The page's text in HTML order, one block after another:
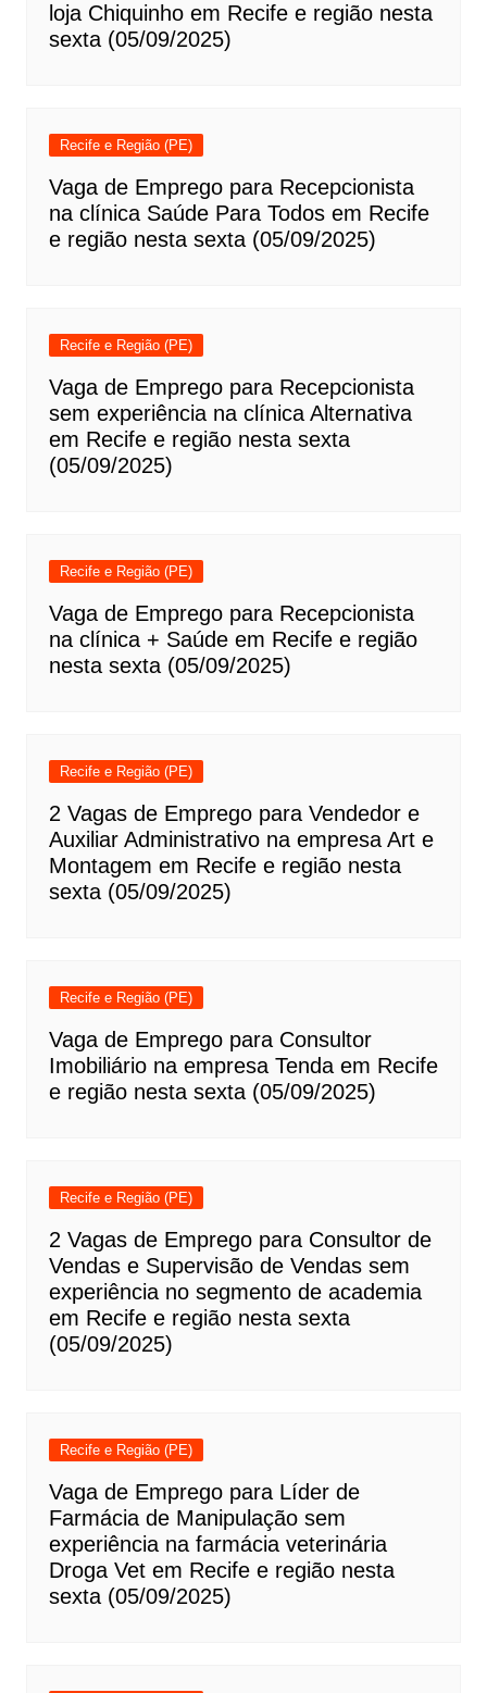
loja Chiquinho em Recife e região nesta
sexta (05/09/2025)
Recife e Região (PE)
Vaga de Emprego para Recepcionista
na clínica Saúde Para Todos em Recife
e região nesta sexta (05/09/2025)
Recife e Região (PE)
Vaga de Emprego para Recepcionista
sem experiência na clínica Alternativa
em Recife e região nesta sexta
(05/09/2025)
Recife e Região (PE)
Vaga de Emprego para Recepcionista
na clínica + Saúde em Recife e região
nesta sexta (05/09/2025)
Recife e Região (PE)
2 Vagas de Emprego para Vendedor e
Auxiliar Administrativo na empresa Art e
Montagem em Recife e região nesta
sexta (05/09/2025)
Recife e Região (PE)
Vaga de Emprego para Consultor
Imobiliário na empresa Tenda em Recife
e região nesta sexta (05/09/2025)
Recife e Região (PE)
2 Vagas de Emprego para Consultor de
Vendas e Supervisão de Vendas sem
experiência no segmento de academia
em Recife e região nesta sexta
(05/09/2025)
Recife e Região (PE)
Vaga de Emprego para Líder de
Farmácia de Manipulação sem
experiência na farmácia veterinária
Droga Vet em Recife e região nesta
sexta (05/09/2025)